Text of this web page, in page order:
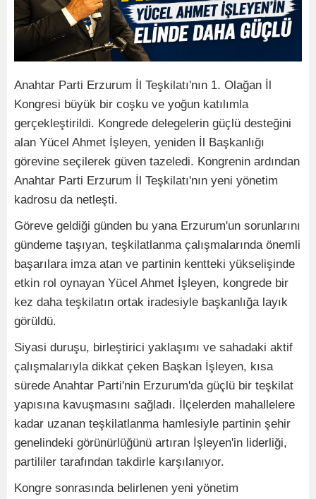
Anahtar Parti Erzurum İl Teşkilatı'nın 1. Olağan İl
Kongresi büyük bir coşku ve yoğun katılımla
gerçekleştirildi. Kongrede delegelerin güçlü desteğini
alan Yücel Ahmet İşleyen, yeniden İl Başkanlığı
görevine seçilerek güven tazeledi. Kongrenin ardından
Anahtar Parti Erzurum İl Teşkilatı'nın yeni yönetim
kadrosu da netleşti.
Göreve geldiği günden bu yana Erzurum'un sorunlarını
gündeme taşıyan, teşkilatlanma çalışmalarında önemli
başarılara imza atan ve partinin kentteki yükselişinde
etkin rol oynayan Yücel Ahmet İşleyen, kongrede bir
kez daha teşkilatın ortak iradesiyle başkanlığa layık
görüldü.
Siyasi duruşu, birleştirici yaklaşımı ve sahadaki aktif
çalışmalarıyla dikkat çeken Başkan İşleyen, kısa
sürede Anahtar Parti'nin Erzurum'da güçlü bir teşkilat
yapısına kavuşmasını sağladı. İlçelerden mahallelere
kadar uzanan teşkilatlanma hamlesiyle partinin şehir
genelindeki görünürlüğünü artıran İşleyen'in liderliği,
partililer tarafından takdirle karşılanıyor.
Kongre sonrasında belirlenen yeni yönetim